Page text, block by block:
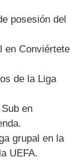
posesión del
en Conviértete
de la Liga
en
grupal en la
UEFA.